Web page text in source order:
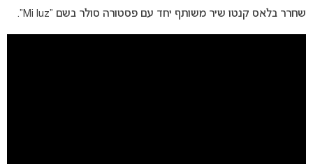
שחרר בלאס קנטו שיר משותף יחד עם פסטורה סולר בשם “Mi luz”.